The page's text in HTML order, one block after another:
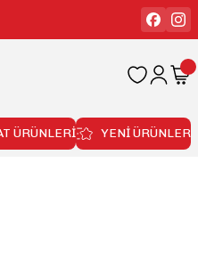
ÜRÜNLERİ YENİ ÜRÜNLER